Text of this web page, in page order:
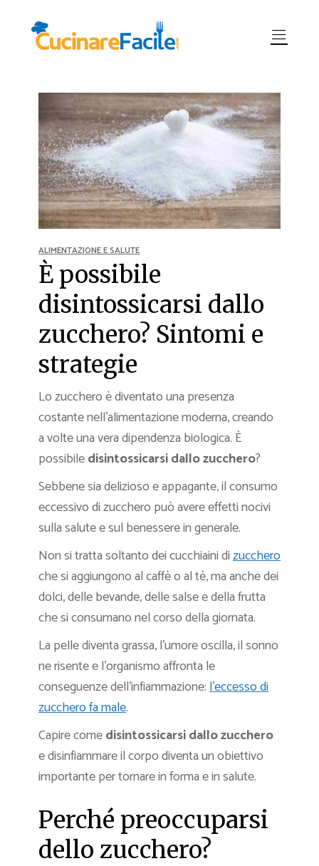
ALIMENTAZIONE E SALUTE
È possibile
disintossicarsi dallo
zucchero? Sintomi e
strategie
Lo zucchero è diventato una presenza
costante nell’alimentazione moderna, creando
a volte una vera dipendenza biologica. È
possibiledisintossicarsi dallo zucchero?
Sebbene sia delizioso e appagante, il consumo
eccessivo di zucchero può avere effetti nocivi
sulla salute e sul benessere in generale.
Non si tratta soltanto dei cucchiaini dizucchero
che si aggiungono al caffè o al tè, ma anche dei
dolci, delle bevande, delle salse e della frutta
che si consumano nel corso della giornata.
La pelle diventa grassa, l’umore oscilla, il sonno
ne risente e l’organismo affronta le
conseguenze dell’infiammazione:l’eccesso di
zucchero fa male.
Capire comedisintossicarsi dallo zucchero
e disinfiammare il corpo diventa un obiettivo
importante per tornare in forma e in salute.
Perché preoccuparsi
dello zucchero?